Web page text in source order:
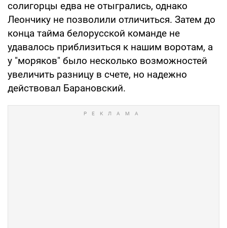
солигорцы едва не отыгрались, однако
Леончику не позволили отличиться. Затем до
конца тайма белорусской команде не
удавалось приблизиться к нашим воротам, а
у "моряков" было несколько возможностей
увеличить разницу в счете, но надежно
действовал Барановский.